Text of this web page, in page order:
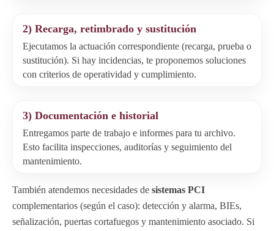
2) Recarga, retimbrado y sustitución
Ejecutamos la actuación correspondiente (recarga, prueba o
sustitución). Si hay incidencias, te proponemos soluciones
con criterios de operatividad y cumplimiento.
3) Documentación e historial
Entregamos parte de trabajo e informes para tu archivo.
Esto facilita inspecciones, auditorías y seguimiento del
mantenimiento.
También atendemos necesidades de sistemas PCI
complementarios (según el caso): detección y alarma, BIEs,
señalización, puertas cortafuegos y mantenimiento asociado. Si